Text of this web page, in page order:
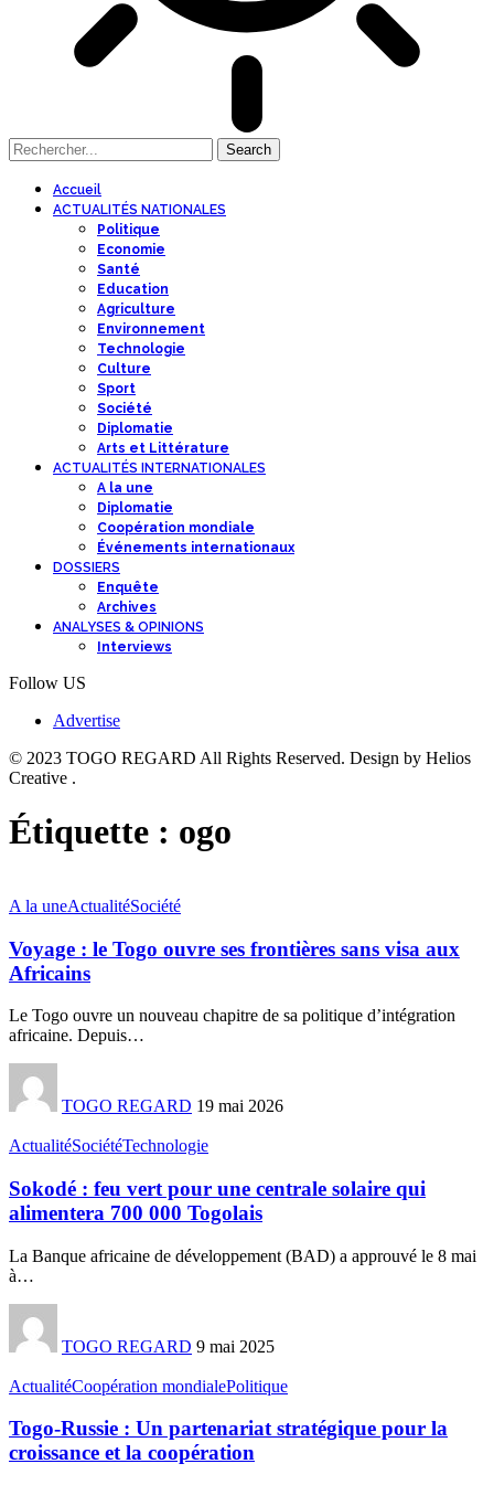
Accueil
ACTUALITÉS NATIONALES
Politique
Economie
Santé
Education
Agriculture
Environnement
Technologie
Culture
Sport
Société
Diplomatie
Arts et Littérature
ACTUALITÉS INTERNATIONALES
A la une
Diplomatie
Coopération mondiale
Événements internationaux
DOSSIERS
Enquête
Archives
ANALYSES & OPINIONS
Interviews
Follow US
Advertise
© 2023 TOGO REGARD All Rights Reserved. Design by Helios
Creative .
Étiquette : ogo
A la uneActualitéSociété
Voyage : le Togo ouvre ses frontières sans visa aux
Africains
Le Togo ouvre un nouveau chapitre de sa politique d’intégration
africaine. Depuis…
TOGO REGARD 19 mai 2026
ActualitéSociétéTechnologie
Sokodé : feu vert pour une centrale solaire qui
alimentera 700 000 Togolais
La Banque africaine de développement (BAD) a approuvé le 8 mai
à…
TOGO REGARD 9 mai 2025
ActualitéCoopération mondialePolitique
Togo-Russie : Un partenariat stratégique pour la
croissance et la coopération